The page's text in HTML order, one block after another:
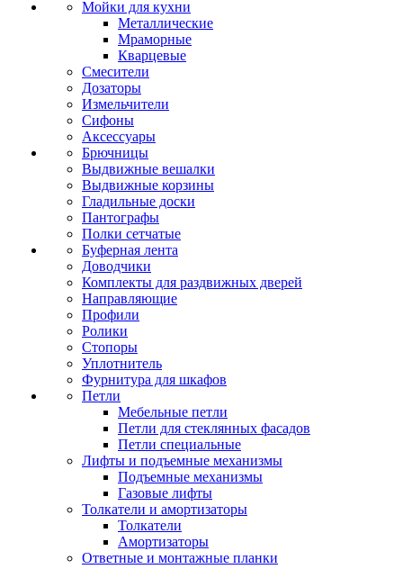
Мойки для кухни
Металлические
Мраморные
Кварцевые
Смесители
Дозаторы
Измельчители
Сифоны
Аксессуары
Брючницы
Выдвижные вешалки
Выдвижные корзины
Гладильные доски
Пантографы
Полки сетчатые
Буферная лента
Доводчики
Комплекты для раздвижных дверей
Направляющие
Профили
Ролики
Стопоры
Уплотнитель
Фурнитура для шкафов
Петли
Мебельные петли
Петли для стеклянных фасадов
Петли специальные
Лифты и подъемные механизмы
Подъемные механизмы
Газовые лифты
Толкатели и амортизаторы
Толкатели
Амортизаторы
Ответные и монтажные планки